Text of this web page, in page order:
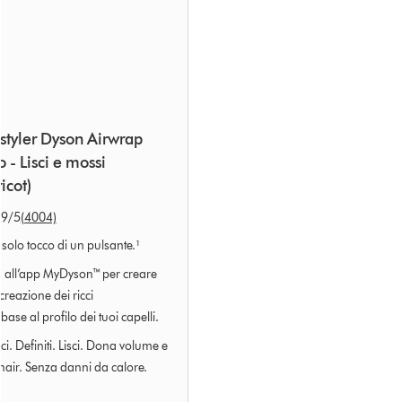
Dyson Airwrap
- Lisci e mossi
/5(4004)
tocco di un pulsante.¹
all’app MyDyson™ per creare
dei ricci
al profilo dei tuoi capelli.
Definiti. Lisci. Dona volume e
Senza danni da calore.